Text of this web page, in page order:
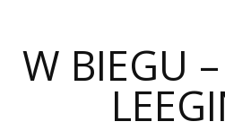
W BIEGU